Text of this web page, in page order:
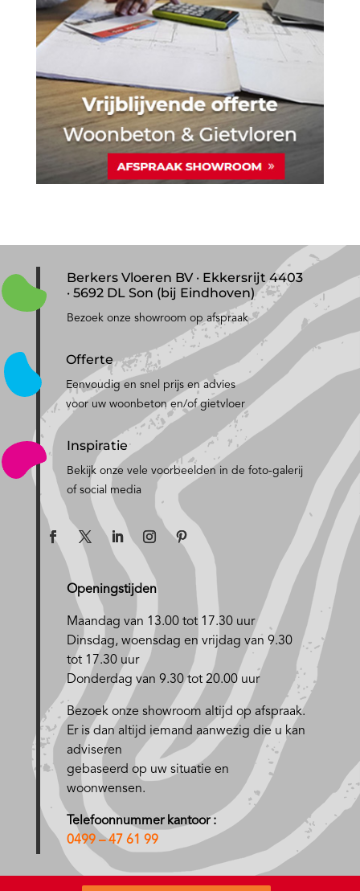
Berkers Vloeren BV · Ekkersrijt 4403
· 5692 DL Son (bij Eindhoven)
Bezoek onze showroom op afspraak
Offerte
Eenvoudig en snel prijs en advies
voor uw woonbeton en/of gietvloer
Inspiratie
Bekijk onze vele voorbeelden in de foto-galerij
of social media
Openingstijden
Maandag van 13.00 tot 17.30 uur
Dinsdag, woensdag en vrijdag van 9.30
tot 17.30 uur
Donderdag van 9.30 tot 20.00 uur
Bezoek onze showroom altijd op afspraak.
Er is dan altijd iemand aanwezig die u kan
adviseren
gebaseerd op uw situatie en
woonwensen.
Telefoonnummer kantoor :
0499 – 47 61 99